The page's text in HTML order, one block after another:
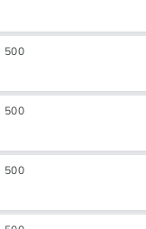
500
500
500